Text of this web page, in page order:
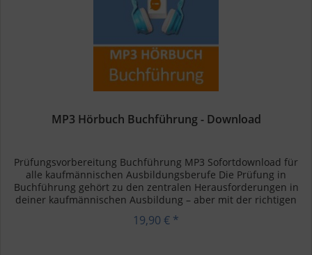
MP3 Hörbuch Buchführung - Download
Prüfungsvorbereitung Buchführung MP3 Sofortdownload für
alle kaufmännischen Ausbildungsberufe Die Prüfung in
Buchführung gehört zu den zentralen Herausforderungen in
deiner kaufmännischen Ausbildung – aber mit der richtigen
Vorbereitung...
19,90 € *